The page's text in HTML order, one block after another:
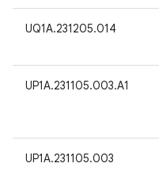
UQ1A.231205.014
UP1A.231105.003.A1
UP1A.231105.003